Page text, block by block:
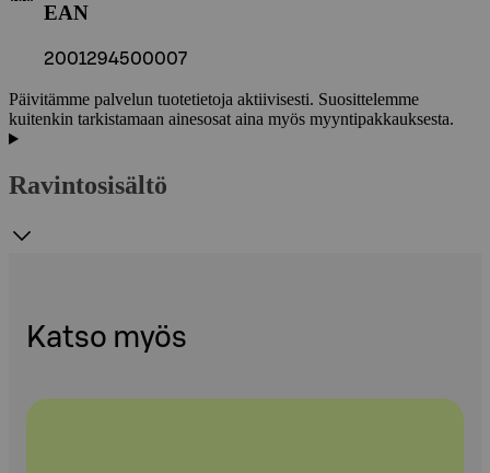
EAN
2001294500007
Päivitämme palvelun tuotetietoja aktiivisesti. Suosittelemme
kuitenkin tarkistamaan ainesosat aina myös myyntipakkauksesta.
Ravintosisältö
Katso myös